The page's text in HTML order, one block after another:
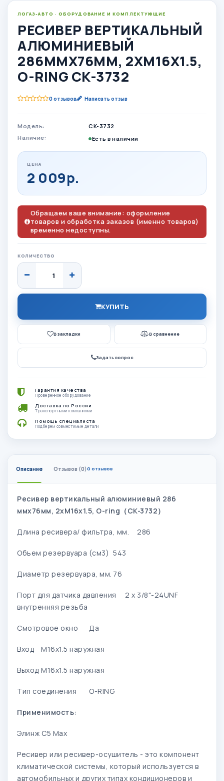
ЛОГАЗ-АВТО · ОБОРУДОВАНИЕ И КОМПЛЕКТУЮЩИЕ
РЕСИВЕР ВЕРТИКАЛЬНЫЙ
АЛЮМИНИЕВЫЙ
286ММХ76ММ, 2ХМ16Х1.5,
O-RING CK-3732
0 отзывов Написать отзыв
Модель:
CK-3732
Наличие:
Есть в наличии
ЦЕНА
2 009р.
Обращаем ваше внимание: оформление
товаров и обработка заказов (именно товаров)
временно недоступны.
КОЛИЧЕСТВО
КУПИТЬ
В закладки В сравнение
Задать вопрос
Гарантия качества
Проверенное оборудование
Доставка по России
Транспортными компаниями
Помощь специалиста
Подберём совместимые детали
Описание Отзывов (0)0 отзывов
Ресивер вертикальный алюминиевый 286
ммх76мм, 2хМ16х1.5, O-ring（CK-3732）
Длина ресивера/ фильтра, мм. 286
Объем резервуара (см3) 543
Диаметр резервуара, мм. 76
Порт для датчика давления
2 x 3/8"-24UNF
внутренняя резьба
Смотровое окно Да
Вход M16x1.5 наружная
Выход M16x1.5 наружная
Тип соединения O-RING
Применимость:
Элинж C5 Max
Ресивер или ресивер-осушитель - это компонент
климатической системы, который используется в
автомобильных и других типах кондиционеров и